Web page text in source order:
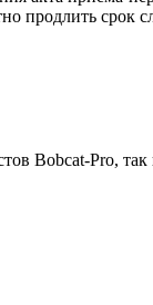
продлить
Bobcat-Pro,